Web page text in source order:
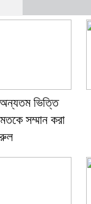
অন্যতম ভিত্তি
সম্মান করা